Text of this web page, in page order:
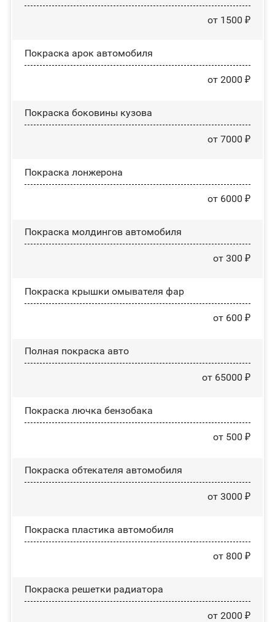
от 1500 ₽
Покраска арок автомобиля
от 2000 ₽
Покраска боковины кузова
от 7000 ₽
Покраска лонжерона
от 6000 ₽
Покраска молдингов автомобиля
от 300 ₽
Покраска крышки омывателя фар
от 600 ₽
Полная покраска авто
от 65000 ₽
Покраска лючка бензобака
от 500 ₽
Покраска обтекателя автомобиля
от 3000 ₽
Покраска пластика автомобиля
от 800 ₽
Покраска решетки радиатора
от 2000 ₽